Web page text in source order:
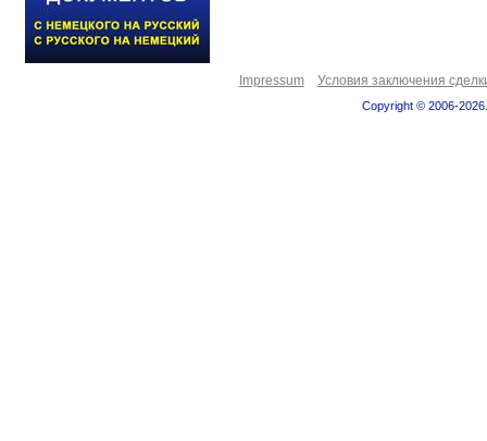
Impressum Условия заключения
Copyright © 2006-